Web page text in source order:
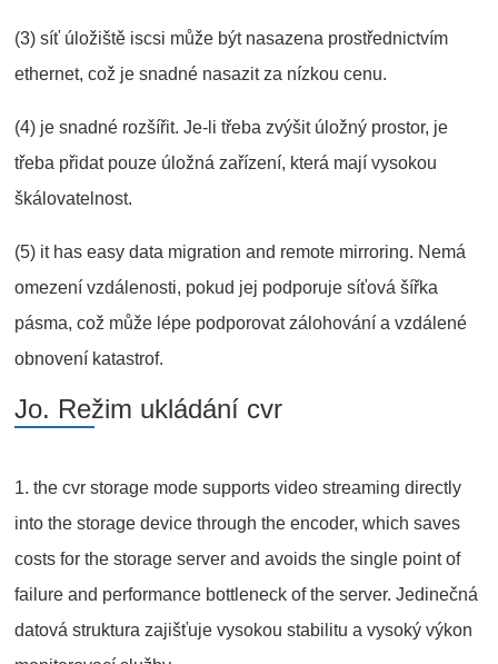
(3) síť úložiště iscsi může být nasazena prostřednictvím
ethernet, což je snadné nasazit za nízkou cenu.
(4) je snadné rozšířit. Je-li třeba zvýšit úložný prostor, je
třeba přidat pouze úložná zařízení, která mají vysokou
škálovatelnost.
(5) it has easy data migration and remote mirroring. Nemá
omezení vzdálenosti, pokud jej podporuje síťová šířka
pásma, což může lépe podporovat zálohování a vzdálené
obnovení katastrof.
Jo. Režim ukládání cvr
1. the cvr storage mode supports video streaming directly
into the storage device through the encoder, which saves
costs for the storage server and avoids the single point of
failure and performance bottleneck of the server. Jedinečná
datová struktura zajišťuje vysokou stabilitu a vysoký výkon